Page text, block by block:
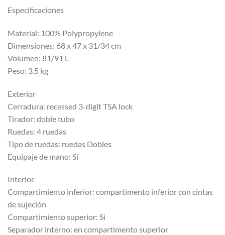
Especificaciones
Material: 100% Polypropylene
Dimensiones: 68 x 47 x 31/34 cm
Volumen: 81/91 L
Peso: 3.5 kg
Exterior
Cerradura: recessed 3-digit TSA lock
Tirador: doble tubo
Ruedas: 4 ruedas
Tipo de ruedas: ruedas Dobles
Equipaje de mano: Sí
Interior
Compartimiento inferior: compartimento inferior con cintas
de sujeción
Compartimiento superior: Si
Separador interno: en compartimento superior